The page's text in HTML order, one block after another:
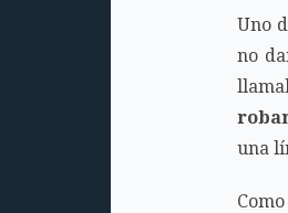
Uno
no
una